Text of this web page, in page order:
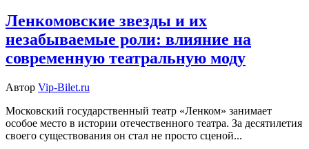
Ленкомовские звезды и их
незабываемые роли: влияние на
современную театральную моду
Автор Vip-Bilet.ru
Московский государственный театр «Ленком» занимает
особое место в истории отечественного театра. За десятилетия
своего существования он стал не просто сценой...